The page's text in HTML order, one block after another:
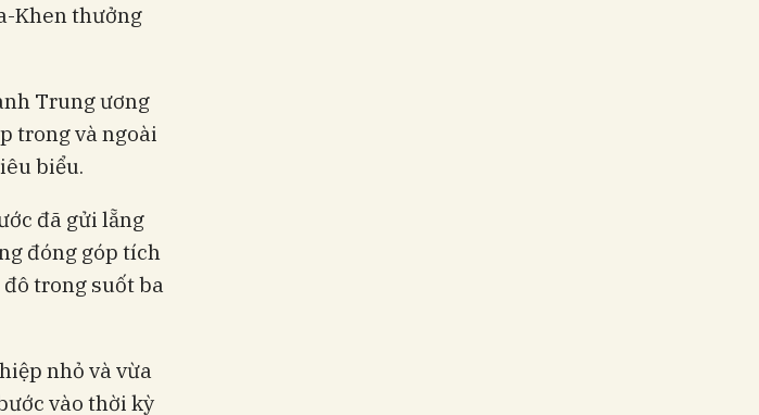
Khen thưởng
Trung ương
trong và ngoài
biểu.
đã gửi lẵng
đóng góp tích
trong suốt ba
nhỏ và vừa
vào thời kỳ